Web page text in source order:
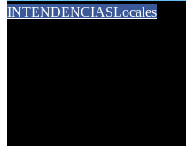
INTENDENCIASLocales